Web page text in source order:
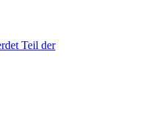
Teil der